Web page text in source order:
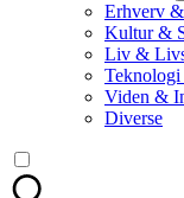
Erhverv
Kultur &
Liv &
Viden &
Diverse